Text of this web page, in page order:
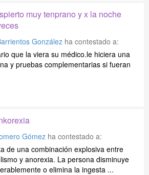
muy tenprano y x la noche
González ha contestado a:
que la viera su médico.le hiciera una
y pruebas complementarias si fueran
Gómez ha contestado a:
de una combinación explosiva entre
y anorexia. La persona disminuye
o elimina la ingesta ...